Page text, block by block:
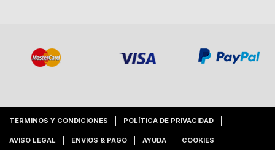
TERMINOS Y CONDICIONES POLÍTICA DE PRIVACIDAD
AVISO LEGAL ENVIOS & PAGO AYUDA COOKIES